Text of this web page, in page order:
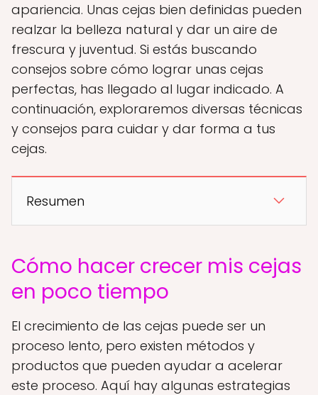
apariencia. Unas cejas bien definidas pueden
realzar la belleza natural y dar un aire de
frescura y juventud. Si estás buscando
consejos sobre cómo lograr unas cejas
perfectas, has llegado al lugar indicado. A
continuación, exploraremos diversas técnicas
y consejos para cuidar y dar forma a tus
cejas.
Resumen
Cómo hacer crecer mis cejas
en poco tiempo
El crecimiento de las cejas puede ser un
proceso lento, pero existen métodos y
productos que pueden ayudar a acelerar
este proceso. Aquí hay algunas estrategias